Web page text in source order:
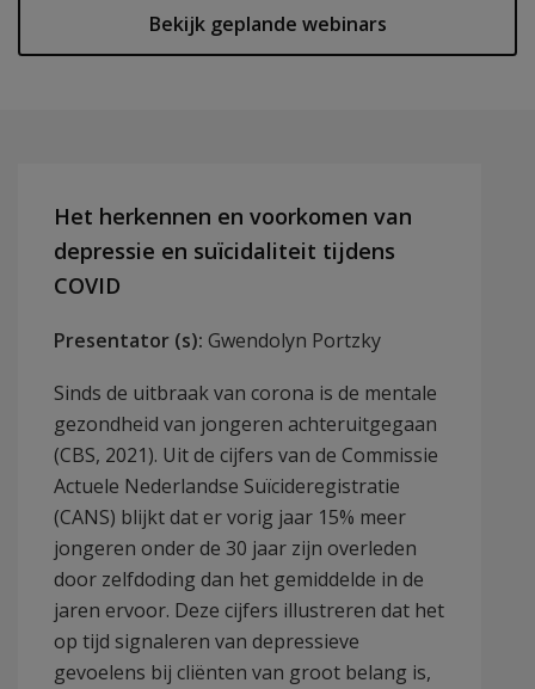
Bekijk geplande webinars
Het herkennen en voorkomen van
depressie en suïcidaliteit tijdens
COVID
Presentator (s): Gwendolyn Portzky
Sinds de uitbraak van corona is de mentale
gezondheid van jongeren achteruitgegaan
(CBS, 2021). Uit de cijfers van de Commissie
Actuele Nederlandse Suïcideregistratie
(CANS) blijkt dat er vorig jaar 15% meer
jongeren onder de 30 jaar zijn overleden
door zelfdoding dan het gemiddelde in de
jaren ervoor. Deze cijfers illustreren dat het
op tijd signaleren van depressieve
gevoelens bij cliënten van groot belang is,